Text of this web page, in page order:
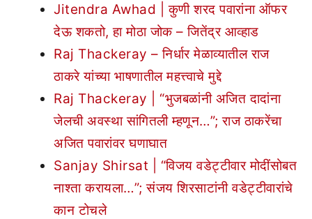
Jitendra Awhad | कुणी शरद पवारांना ऑफर
देऊ शकतो, हा मोठा जोक – जितेंद्र आव्हाड
Raj Thackeray – निर्धार मेळाव्यातील राज
ठाकरे यांच्या भाषणातील महत्त्वाचे मुद्दे
Raj Thackeray | “भुजबळांनी अजित दादांना
जेलची अवस्था सांगितली म्हणून…”; राज ठाकरेंचा
अजित पवारांवर घणाघात
Sanjay Shirsat | “विजय वडेट्टीवार मोदींसोबत
नाश्ता करायला…”; संजय शिरसाटांनी वडेट्टीवारांचे
कान टोचले